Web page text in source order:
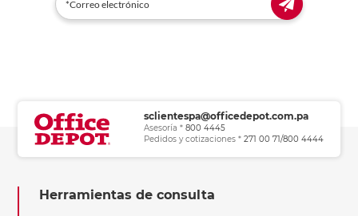
sclientespa@officedepot.com.pa
Asesoría * 800 4445
Pedidos y cotizaciones * 271 00 71/800 4444
Herramientas de consulta